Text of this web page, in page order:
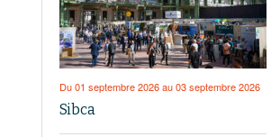
Du 01 septembre 2026 au 03 septembre 2026
Sibca